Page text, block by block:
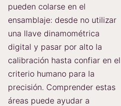
pueden colarse en el
ensamblaje: desde no utilizar
una llave dinamométrica
digital y pasar por alto la
calibración hasta confiar en el
criterio humano para la
precisión. Comprender estas
áreas puede ayudar a